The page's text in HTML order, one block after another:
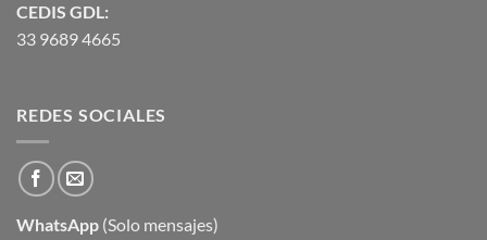
CEDIS GDL:
33 9689 4665
REDES SOCIALES
WhatsApp (Solo mensajes)